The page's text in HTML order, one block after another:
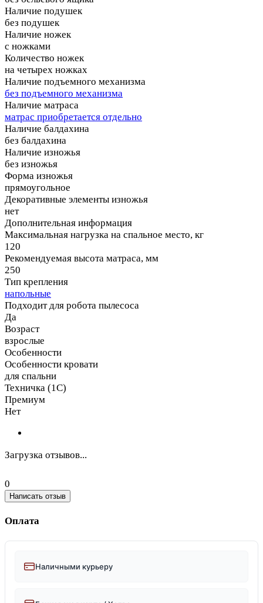
Наличие подушек
без подушек
Наличие ножек
с ножками
Количество ножек
на четырех ножках
Наличие подъемного механизма
без подъемного механизма
Наличие матраса
матрас приобретается отдельно
Наличие балдахина
без балдахина
Наличие изножья
без изножья
Форма изножья
прямоугольное
Декоративные элементы изножья
нет
Дополнительная информация
Максимальная нагрузка на спальное место, кг
120
Рекомендуемая высота матраса, мм
250
Тип крепления
напольные
Подходит для робота пылесоса
Да
Возраст
взрослые
Особенности
Особенности кровати
для спальни
Техничка (1С)
Премиум
Нет
Загрузка отзывов...
0
Написать отзыв
Оплата
Наличными курьеру